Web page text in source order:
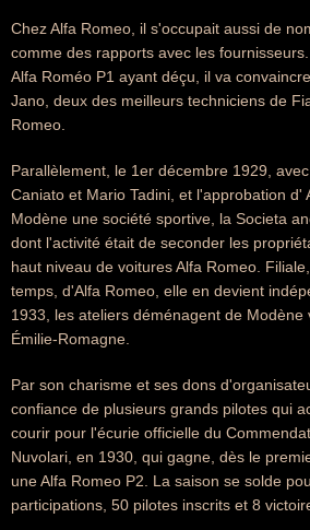
Chez Alfa Romeo, il s'occupait aussi de
comme des rapports avec les
Alfa Roméo P1 ayant déçu, il va
Jano, deux des meilleurs techniciens de
Romeo.
Parallèlement, le 1er décembre 1929,
Caniato et Mario Tadini, et l'approbation d'
Modène une société sportive, la Societa
dont l'activité était de seconder les
haut niveau de voitures Alfa Romeo.
temps, d'Alfa Romeo, elle en devient
1933, les ateliers déménagent de Modène
Émilie-Romagne.
Par son charisme et ses dons
confiance de plusieurs grands pilotes qui
courir pour l'écurie officielle du
Nuvolari, en 1930, qui gagne, dès le
une Alfa Romeo P2. La saison se solde
participations, 50 pilotes inscrits et 8